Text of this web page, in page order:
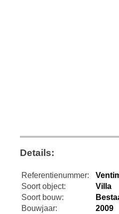
Details:
Referentienummer:
Soort object:
Villa
Soort bouw:
Bouwjaar:
2009